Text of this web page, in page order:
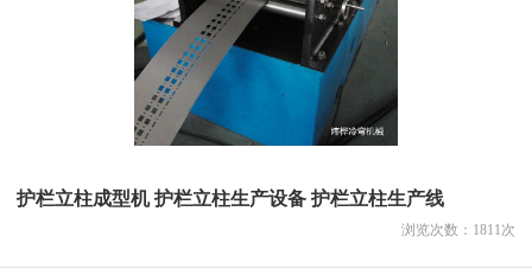
护栏立柱成型机 护栏立柱生产设备 护栏立柱生产线
浏览次数： 1811次